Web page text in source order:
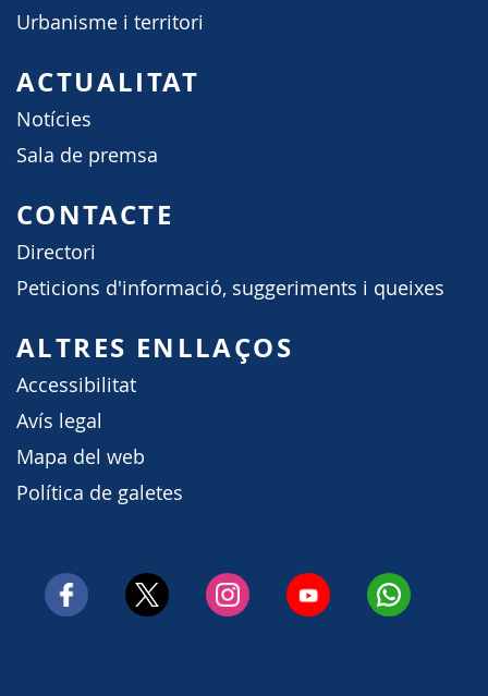
Urbanisme i territori
ACTUALITAT
Notícies
Sala de premsa
CONTACTE
Directori
Peticions d'informació, suggeriments i queixes
ALTRES ENLLAÇOS
Accessibilitat
Avís legal
Mapa del web
Política de galetes